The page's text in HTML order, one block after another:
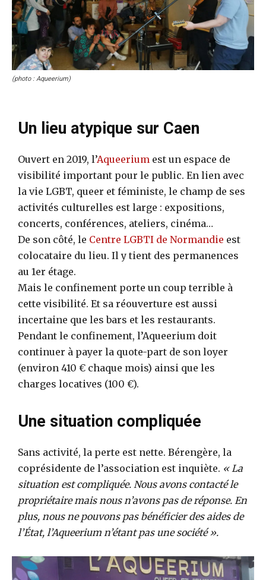
(photo : Aqueerium)
Un lieu atypique sur Caen
Ouvert en 2019, l’Aqueerium est un espace de
visibilité important pour le public. En lien avec
la vie LGBT, queer et féministe, le champ de ses
activités culturelles est large : expositions,
concerts, conférences, ateliers, cinéma…
De son côté, le Centre LGBTI de Normandie est
colocataire du lieu. Il y tient des permanences
au 1er étage.
Mais le confinement porte un coup terrible à
cette visibilité. Et sa réouverture est aussi
incertaine que les bars et les restaurants.
Pendant le confinement, l’Aqueerium doit
continuer à payer la quote-part de son loyer
(environ 410 € chaque mois) ainsi que les
charges locatives (100 €).
Une situation compliquée
Sans activité, la perte est nette. Bérengère, la
coprésidente de l’association est inquiète. « La
situation est compliquée. Nous avons contacté le
propriétaire mais nous n’avons pas de réponse. En
plus, nous ne pouvons pas bénéficier des aides de
l’État, l’Aqueerium n’étant pas une société ».